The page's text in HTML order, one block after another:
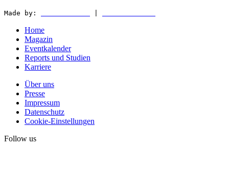
Made by:
Home
Magazin
Eventkalender
Reports und Studien
Karriere
Über uns
Presse
Impressum
Datenschutz
Cookie-Einstellungen
Follow us